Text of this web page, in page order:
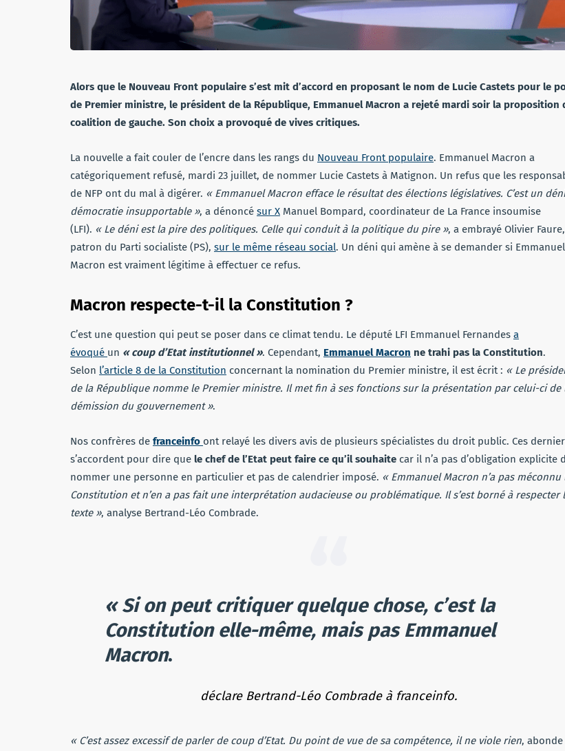
Alors que le Nouveau Front populaire s’est mit d’accord en proposant le nom de Lucie Castets pour le
de Premier ministre, le président de la République, Emmanuel Macron a rejeté mardi soir la proposition
coalition de gauche. Son choix a provoqué de vives critiques.
La nouvelle a fait couler de l’encre dans les rangs du Nouveau Front populaire. Emmanuel Macron a
catégoriquement refusé, mardi 23 juillet, de nommer Lucie Castets à Matignon. Un refus que les
de NFP ont du mal à digérer. « Emmanuel Macron efface le résultat des élections législatives. C’est un
démocratie insupportable », a dénoncé sur X Manuel Bompard, coordinateur de La France insoumise
(LFI). « Le déni est la pire des politiques. Celle qui conduit à la politique du pire », a embrayé Olivier Faure,
patron du Parti socialiste (PS), sur le même réseau social. Un déni qui amène à se demander si Emmanuel
Macron est vraiment légitime à effectuer ce refus.
Macron respecte-t-il la Constitution ?
C’est une question qui peut se poser dans ce climat tendu. Le député LFI Emmanuel Fernandes a
évoqué un « coup d’Etat institutionnel ». Cependant, Emmanuel Macron ne trahi pas la Constitution.
Selon l’article 8 de la Constitution concernant la nomination du Premier ministre, il est écrit : « Le
de la République nomme le Premier ministre. Il met fin à ses fonctions sur la présentation par celui-ci de
démission du gouvernement ».
Nos confrères de franceinfo ont relayé les divers avis de plusieurs spécialistes du droit public. Ces
s’accordent pour dire que le chef de l’Etat peut faire ce qu’il souhaite car il n’a pas d’obligation explicite
nommer une personne en particulier et pas de calendrier imposé. « Emmanuel Macron n’a pas méconnu
Constitution et n’en a pas fait une interprétation audacieuse ou problématique. Il s’est borné à respecter
texte », analyse Bertrand-Léo Combrade.
« Si on peut critiquer quelque chose, c’est la
Constitution elle-même, mais pas Emmanuel
Macron.
déclare Bertrand-Léo Combrade à franceinfo.
« C’est assez excessif de parler de coup d’Etat. Du point de vue de sa compétence, il ne viole rien, abonde